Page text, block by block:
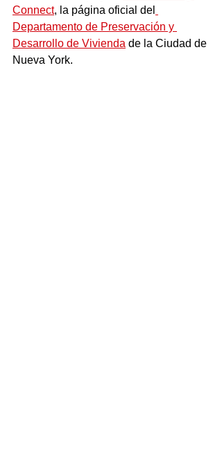
Connect, la página oficial del
Departamento de Preservación y
Desarrollo de Vivienda de la Ciudad de
Nueva York.